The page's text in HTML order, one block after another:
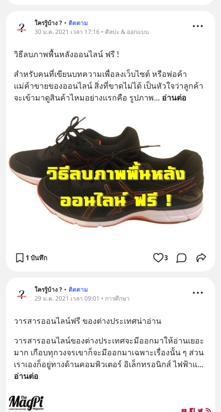
ใครรู้บ้าง ? • ติดตาม
30 ม.ค. 2021 เวลา 17:16 • ศิลปะ & ออกแบบ
วิธีลบภาพพื้นหลังออนไลน์ ฟรี !
สำหรับคนที่เขียนบทความเพื่อลงเว็บไซต์ หรือพ่อค้า
แม่ค้าขายของออนไลน์ สิ่งที่ขาดไม่ได้ เป็นหัวใจว่าลูกค้า
จะเข้ามาดูสินค้าไหมอย่างแรกคือ รูปภาพ... อ่านต่อ
1 บันทึก 3
ใครรู้บ้าง ? • ติดตาม
29 ม.ค. 2021 เวลา 09:01 • การศึกษา
วารสารออนไลน์ฟรี ของต่างประเทศน่าอ่าน
วารสารออนไลน์ของต่างประเทศจะมีออกมาให้อ่านเยอะ
มาก เกือบทุกวงจรเขาก็จะมีออกมาเฉพาะเรื่องนั้น ๆ ส่วน
เราเองก็อยู่ทางด้านคอมพิวเตอร์ อิเล็กทรอนิกส์ ไฟฟ้าแ
อ่านต่อ